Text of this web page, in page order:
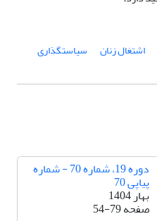
اشتغال زنان سیاستگذاری
دوره 19، شماره 70 - شماره
پیاپی 70
بهار 1404
صفحه54-79